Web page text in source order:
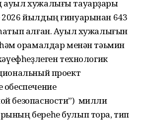
ауыл хужалығы тауарҙары
2026 йылдың ғинуарынан 643
алған. Ауыл хужалығын
ҡорамалдар менән тәьмин
технологик
проект
обеспечение
безопасности”) милли
береһе булып тора, тип